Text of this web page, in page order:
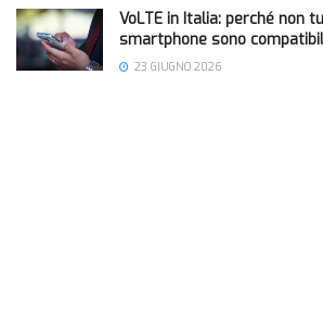
VoLTE in Italia: perché non
smartphone sono
23 GIUGNO 2026